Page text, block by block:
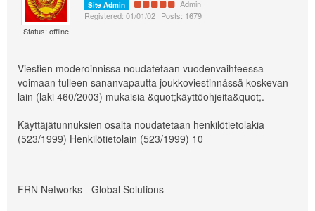
Status: offline
Site Admin
Admin
Registered: 01/01/02 Posts: 1679
Viestien moderoinnissa noudatetaan vuodenvaihteessa
voimaan tulleen sananvapautta joukkoviestinnässä koskevan
lain (laki 460/2003) mukaisia &quot;käyttöohjeita&quot;.
Käyttäjätunnuksien osalta noudatetaan henkilötietolakia
(523/1999) Henkilötietolain (523/1999) 10
FRN Networks - Global Solutions